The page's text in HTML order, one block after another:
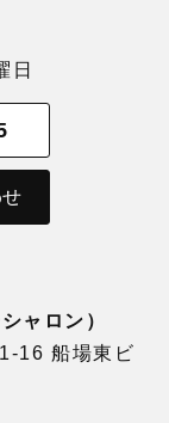
日
ャロン）
16 船場東ビ